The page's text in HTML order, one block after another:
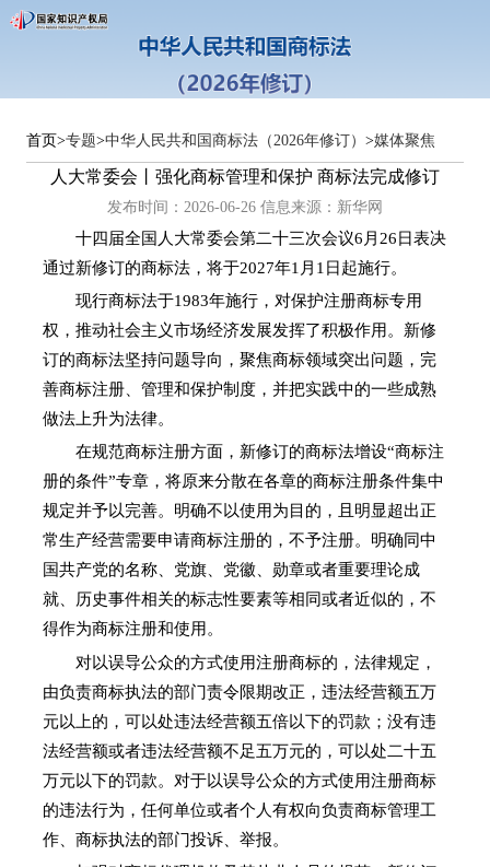
首页>专题>中华人民共和国商标法（2026年修订） >媒体聚焦
人大常委会丨强化商标管理和保护 商标法完成修订
发布时间：2026-06-26 信息来源： 新华网
十四届全国人大常委会第二十三次会议6月26日表决
通过新修订的商标法，将于2027年1月1日起施行。
现行商标法于1983年施行，对保护注册商标专用
权，推动社会主义市场经济发展发挥了积极作用。新修
订的商标法坚持问题导向，聚焦商标领域突出问题，完
善商标注册、管理和保护制度，并把实践中的一些成熟
做法上升为法律。
在规范商标注册方面，新修订的商标法增设“商标注
册的条件”专章，将原来分散在各章的商标注册条件集中
规定并予以完善。明确不以使用为目的，且明显超出正
常生产经营需要申请商标注册的，不予注册。明确同中
国共产党的名称、党旗、党徽、勋章或者重要理论成
就、历史事件相关的标志性要素等相同或者近似的，不
得作为商标注册和使用。
对以误导公众的方式使用注册商标的，法律规定，
由负责商标执法的部门责令限期改正，违法经营额五万
元以上的，可以处违法经营额五倍以下的罚款；没有违
法经营额或者违法经营额不足五万元的，可以处二十五
万元以下的罚款。对于以误导公众的方式使用注册商标
的违法行为，任何单位或者个人有权向负责商标管理工
作、商标执法的部门投诉、举报。